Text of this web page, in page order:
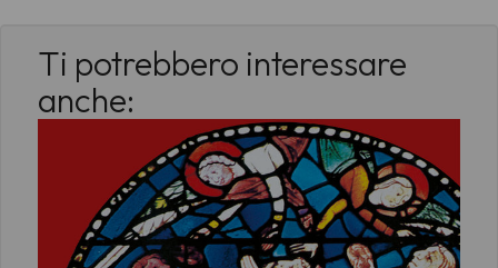
Ti potrebbero interessare
anche: